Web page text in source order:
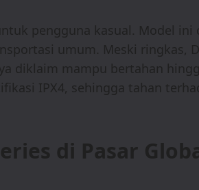
pengguna kasual. Model ini
umum. Meski ringkas,
diklaim mampu bertahan
IPX4, sehingga tahan
di Pasar